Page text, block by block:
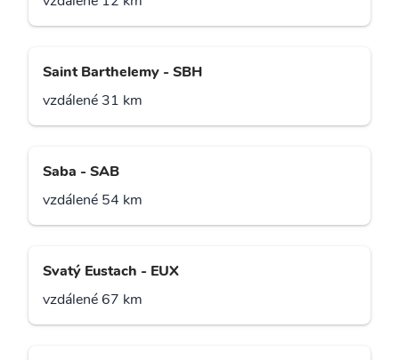
Saint Barthelemy - SBH
vzdálené 31 km
Saba - SAB
vzdálené 54 km
Svatý Eustach - EUX
vzdálené 67 km